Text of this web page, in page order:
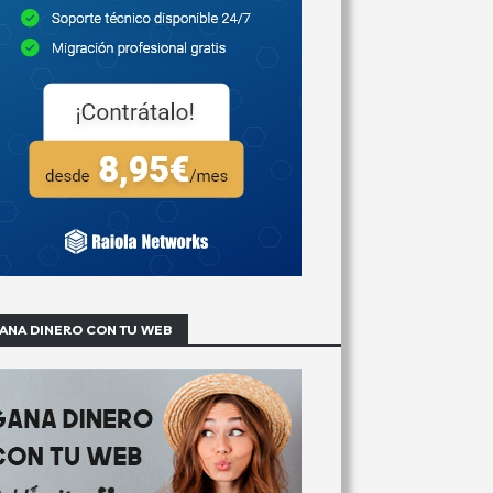
DINERO CON TU WEB